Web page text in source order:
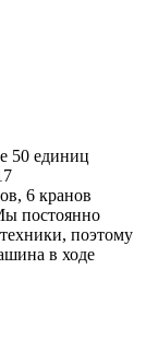
50 единиц
6 кранов
постоянно
поэтому
в ходе